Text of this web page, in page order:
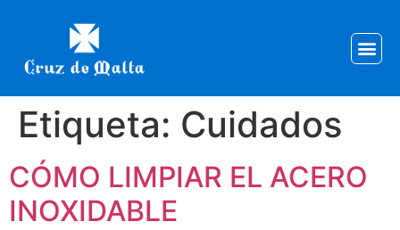
Etiqueta: Cuidados
CÓMO LIMPIAR EL ACERO
INOXIDABLE